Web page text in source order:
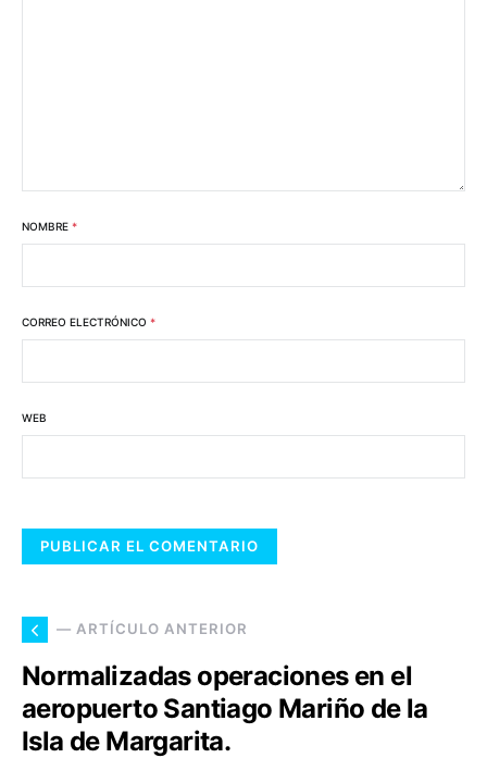
NOMBRE *
CORREO ELECTRÓNICO *
WEB
— ARTÍCULO ANTERIOR
Normalizadas operaciones en el
aeropuerto Santiago Mariño de la
Isla de Margarita.